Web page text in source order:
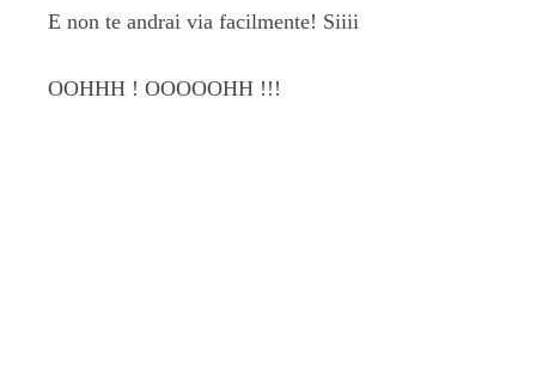
E non te andrai via facilmente! Siiii
OOHHH ! OOOOOHH !!!